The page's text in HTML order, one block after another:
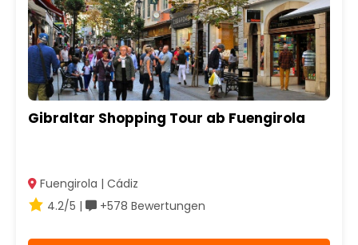
Gibraltar Shopping Tour ab Fuengirola
Fuengirola | Cádiz
4.2/5 |
+578 Bewertungen